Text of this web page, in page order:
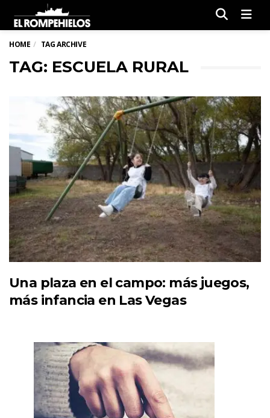
HOME TAG ARCHIVE
TAG: ESCUELA RURAL
Una plaza en el campo: más juegos,
más infancia en Las Vegas